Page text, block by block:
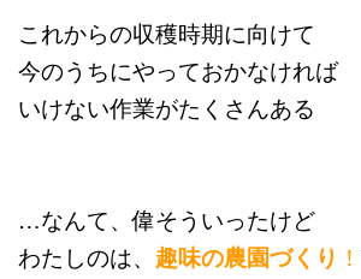
これからの収穫時期に向けて
今のうちにやっておかなければ
いけない作業がたくさんある
…なんて、偉そういったけど
わたしのは、 趣味の農園づくり ！